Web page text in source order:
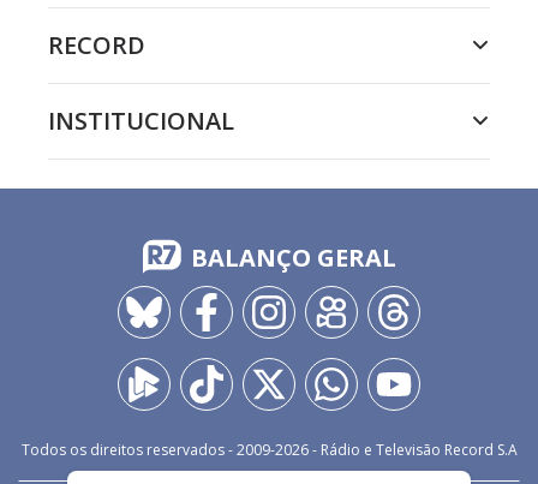
RECORD
INSTITUCIONAL
BALANÇO GERAL
Todos os direitos reservados - 2009-2026- Rádio e Televisão Record S.A